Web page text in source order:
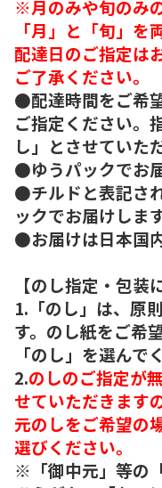
※月のみや旬のみ
「月」と「旬」を
配達日のご指定は
ご了承ください。
●配達時間をご希
ご指定ください。
し」とさせていた
●ゆうパックでお
●チルドと表記さ
ックでお届けします
●お届けは日本国
【のし指定・包装
1.「のし」は、原
す。のし紙をご希
「のし」を選んで
2.のしのご指定が
せていただきます
元のしをご希望の
選びください。
※「御中元」等の